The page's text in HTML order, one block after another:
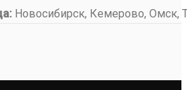
Новосибирск, Кемерово, Омск,